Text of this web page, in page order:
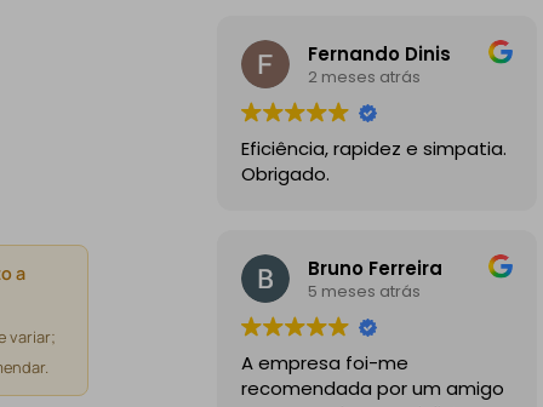
a
variar;
Fernando Dinis
2 meses atrás
Eficiência, rapidez e simpatia.
Obrigado.
Bruno Ferreira
5 meses atrás
A empresa foi-me
recomendada por um amigo